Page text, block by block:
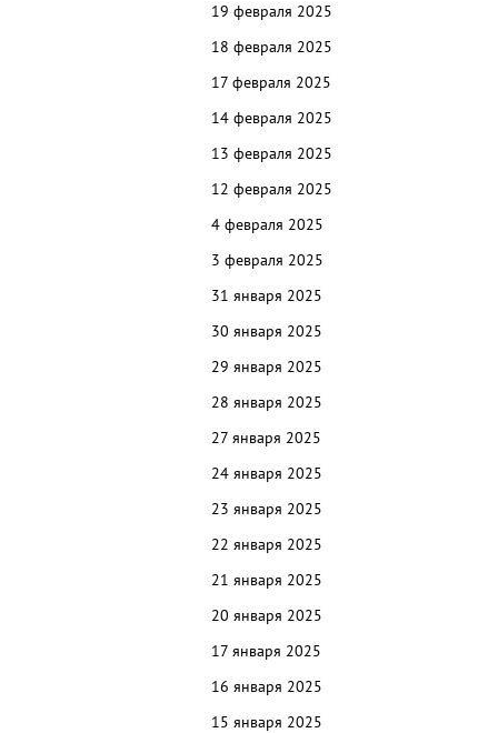
19 февраля 2025
18 февраля 2025
17 февраля 2025
14 февраля 2025
13 февраля 2025
12 февраля 2025
4 февраля 2025
3 февраля 2025
31 января 2025
30 января 2025
29 января 2025
28 января 2025
27 января 2025
24 января 2025
23 января 2025
22 января 2025
21 января 2025
20 января 2025
17 января 2025
16 января 2025
15 января 2025